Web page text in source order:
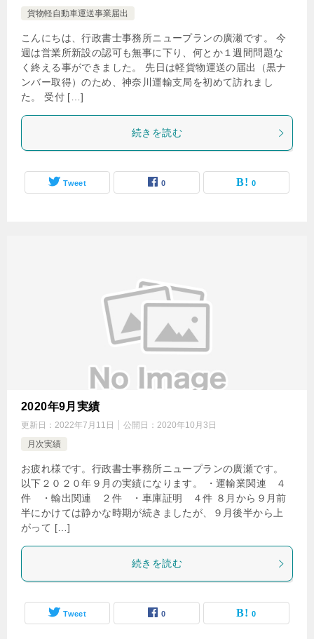
貨物軽自動車運送事業届出
こんにちは、行政書士事務所ニュープランの廣瀬です。 今
週は営業所新設の認可も無事に下り、何とか１週間問題な
く終える事ができました。 先日は軽貨物運送の届出（黒ナ
ンバー取得）のため、神奈川運輸支局を初めて訪れまし
た。 受付 […]
続きを読む
Tweet 0 0
2020年9月実績
更新日： 2022年7月11日 公開日： 2020年10月3日
月次実績
お疲れ様です。行政書士事務所ニュープランの廣瀬です。
以下２０２０年９月の実績になります。 ・運輸業関連 ４
件 ・輸出関連 ２件 ・車庫証明 ４件 ８月から９月前
半にかけては静かな時期が続きましたが、９月後半から上
がって […]
続きを読む
Tweet 0 0